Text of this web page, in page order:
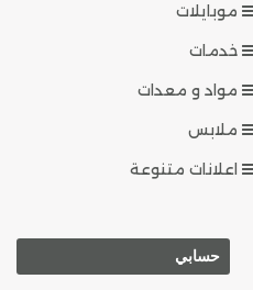
موبايلات
خدمات
مواد و معدات
ملابس
اعلانات متنوعة
حسابي